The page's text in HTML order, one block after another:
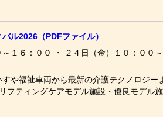
ル2026（PDFファイル）
１６：００ ・ ２４日（金）１０：００
すや福祉車両から最新の介護テクノロジ
フティングケアモデル施設・優良モデル